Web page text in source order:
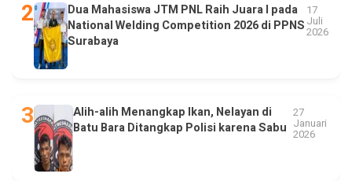
Dua Mahasiswa JTM PNL Raih Juara I pada
National Welding Competition 2026 di PPNS
Surabaya
17
Juli
2026
Alih-alih Menangkap Ikan, Nelayan di
Batu Bara Ditangkap Polisi karena Sabu
27
Januari
2026